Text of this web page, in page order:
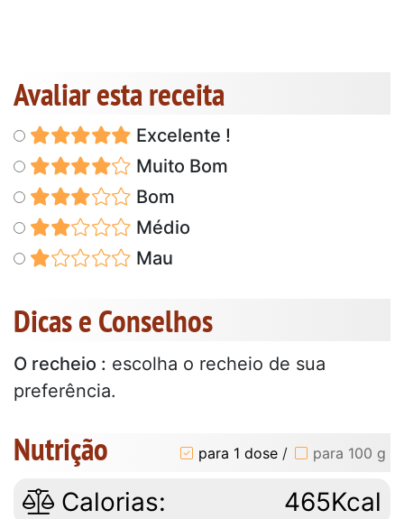
Avaliar esta receita
Excelente !
Muito Bom
Bom
Médio
Mau
Dicas e Conselhos
O recheio : escolha o recheio de sua
preferência.
Nutrição para 1 dose / para 100 g
Calorias: 465Kcal